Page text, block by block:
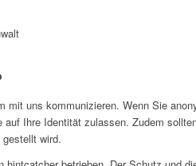
uns kommunizieren. Wenn Sie
Ihre Identität zulassen. Zudem
wird.